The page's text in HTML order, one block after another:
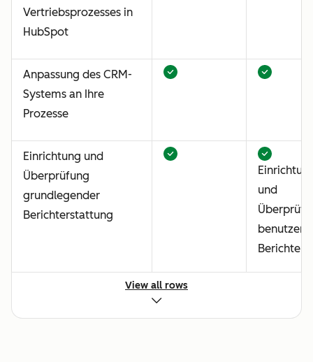
Vertriebsprozesses in
HubSpot
Anpassung des CRM-
Systems an Ihre
Prozesse
Einrichtung und
Überprüfung
grundlegender
Berichterstattung
und
Berichte
View all rows